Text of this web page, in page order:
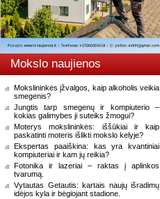
Mokslo naujienos
Mokslininkės įžvalgos, kaip alkoholis veikia
smegenis?
Jungtis tarp smegenų ir kompiuterio –
kokias galimybes ji suteiks žmogui?
Moterys mokslininkės: iššūkiai ir kaip
paskatinti moteris išlikti mokslo kelyje?
Ekspertas paaiškina: kas yra kvantiniai
kompiuteriai ir kam jų reikia?
Fotonika ir lazeriai – raktas į aplinkos
tvarumą.
Vytautas Getautis: kartais naujų išradimų
idėjos kyla ir bėgiojant stadione.